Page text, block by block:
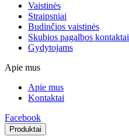
Vaistinės
Straipsniai
Budinčios vaistinės
Skubios pagalbos kontaktai
Gydytojams
Apie mus
Apie mus
Kontaktai
Facebook
Produktai